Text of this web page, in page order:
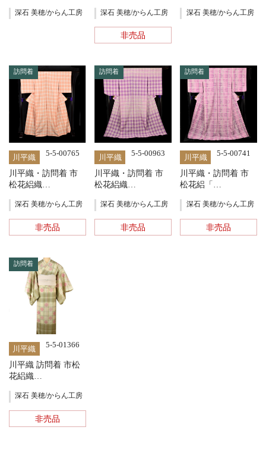
深石 美穂/からん工房 深石 美穂/からん工房
非売品
深石 美穂/からん工房
訪問着
川平織 5-5-00765
川平織・訪問着 市
松花絽織…
深石 美穂/からん工房
非売品
訪問着
川平織 5-5-00963
川平織・訪問着 市
松花絽織…
深石 美穂/からん工房
非売品
訪問着
川平織 5-5-00741
川平織・訪問着 市
松花絽「…
深石 美穂/からん工房
非売品
訪問着
川平織 5-5-01366
川平織 訪問着 市松
花絽織…
深石 美穂/からん工房
非売品